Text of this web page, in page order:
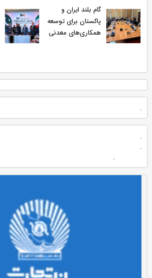
گام بلند ایران و
پاکستان برای توسعه
همکاری‌های معدنی
.
.
.
.